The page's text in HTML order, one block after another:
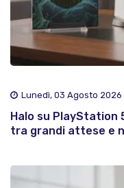
Lunedì, 03 Agosto 2026
Halo su PlayStation
tra grandi attese e